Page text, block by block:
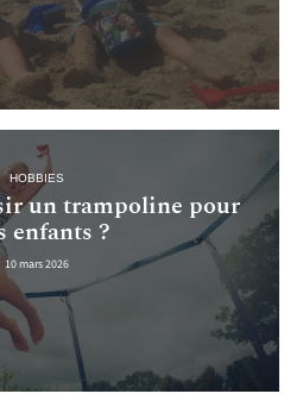
HOBBIES
un trampoline pour
enfants ?
10 mars 2026